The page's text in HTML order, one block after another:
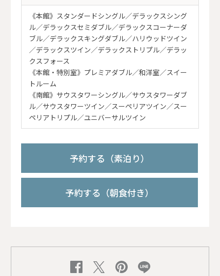
《本館》スタンダードシングル／デラックスシング
ル／デラックスセミダブル／デラックスコーナーダ
ブル／デラックスキングダブル／ハリウッドツイン
／デラックスツイン／デラックストリプル／デラッ
クスフォース
《本館・特別室》プレミアダブル／和洋室／スイー
トルーム
《南館》サウスタワーシングル／サウスタワーダブ
ル／サウスタワーツイン／スーペリアツイン／スー
ペリアトリプル／ユニバーサルツイン
予約する（素泊り）
予約する（朝食付き）